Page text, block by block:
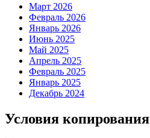
Март 2026
Февраль 2026
Январь 2026
Июнь 2025
Май 2025
Апрель 2025
Февраль 2025
Январь 2025
Декабрь 2024
Условия копирования